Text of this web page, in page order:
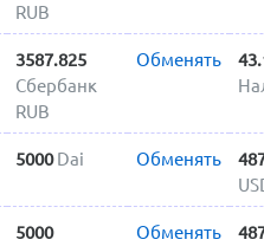
RUB
3587.825
Сбербанк
RUB
Обменять
5000 Dai Обменять
5000
Обменять